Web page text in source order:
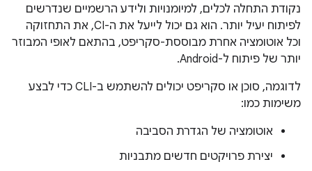
נקודת התחלה לכלים, למיומנויות ולידע הרשמיים שנדרשים
לפיתוח יעיל יותר. הוא גם יכול לייעל את ה-CI, את התחזוקה
וכל אוטומציה אחרת מבוססת-סקריפט, בהתאם לאופי המבוזר
יותר של פיתוח ל-Android.
לדוגמה, סוכן או סקריפט יכולים להשתמש ב-CLI כדי לבצע
משימות כמו:
אוטומציה של הגדרת הסביבה
יצירת פרויקטים חדשים מתבניות